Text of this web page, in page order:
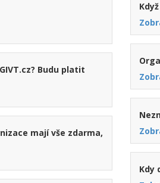
Budu platit
mají vše zdarma,
Kdy